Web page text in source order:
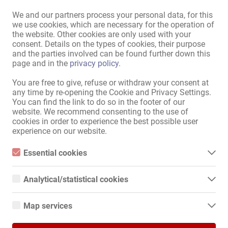
We and our partners process your personal data, for this
we use cookies, which are necessary for the operation of
the website. Other cookies are only used with your
consent. Details on the types of cookies, their purpose
and the parties involved can be found further down this
page and in the privacy policy.
You are free to give, refuse or withdraw your consent at
any time by re-opening the Cookie and Privacy Settings.
You can find the link to do so in the footer of our
website. We recommend consenting to the use of
cookies in order to experience the best possible user
experience on our website.
Essential cookies
Essential cookies are all cookies necessary for the operation of
function properly without these cookies.
Analytical/statistical cookies
Analytical or statistical cookies are cookies that are used to
They help website owners understand how visitors interact with
Map services
Fiecare cameră are un televizor cu o cameră de securitate integrată
care arată intrarea și exteriorul.
*********************************************************************
*****************************
Acum oferim și apartamente separate de închiriat în centrul orașului
Hanovra - Warstrasse !!
Sunați-ne pentru a afla și a programa o întâlnire!
Recomandă mai departe colegei tale!